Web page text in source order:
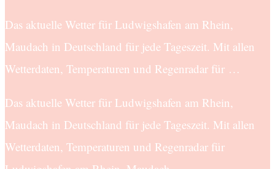
Das aktuelle Wetter für Ludwigshafen am Rhein,
Maudach in Deutschland für jede Tageszeit. Mit allen
Wetterdaten, Temperaturen und Regenradar für …
Das aktuelle Wetter für Ludwigshafen am Rhein,
Maudach in Deutschland für jede Tageszeit. Mit allen
Wetterdaten, Temperaturen und Regenradar für